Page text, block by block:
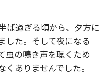
ば過ぎる頃から、夕方に
した。そして夜になる
虫の鳴き声を聴くため
ありませんでした。